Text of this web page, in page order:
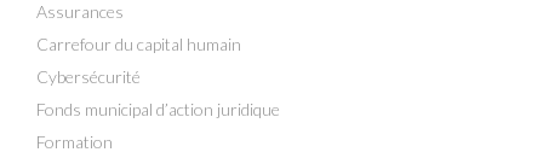
Assurances
Carrefour du capital humain
Cybersécurité
Fonds municipal d’action juridique
Formation